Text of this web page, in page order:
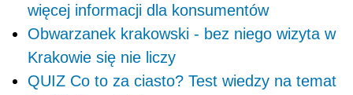
więcej informacji dla konsumentów
Obwarzanek krakowski - bez niego wizyta w
Krakowie się nie liczy
QUIZ Co to za ciasto? Test wiedzy na temat